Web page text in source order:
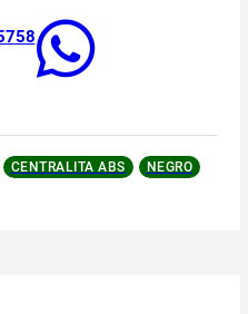
CENTRALITA ABS
NEGRO